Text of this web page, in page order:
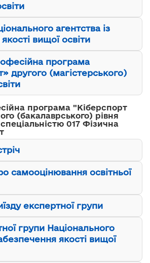
агентства із
вищої освіти
програма
другого (магістерського)
програма "Кіберспорт
(бакалаврського) рівня
017 Фізична
самооцінювання освітньої
експертної групи
групи Національного
якості вищої